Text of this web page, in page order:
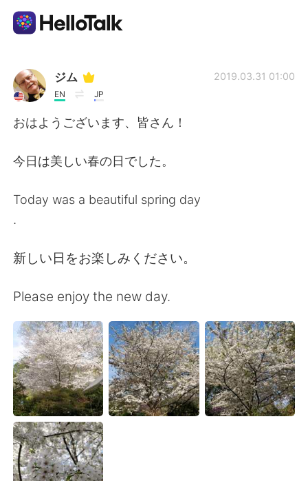
Language Exchange App
AI Grammar Checker
简体中文 繁體中文
Русский ไทย
Indonesia Italiano
Türkçe Tiếng Việt
Português
ジム
EN JP
2019.03.31 01:00
おはようございます、皆さん！
今日は美しい春の日でした。
Today was a beautiful spring day
.
新しい日をお楽しみください。
Please enjoy the new day.